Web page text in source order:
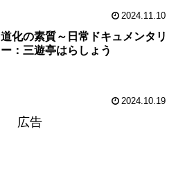
2024.11.10
道化の素質～日常ドキュメンタリ
ー：三遊亭はらしょう
2024.10.19
広告